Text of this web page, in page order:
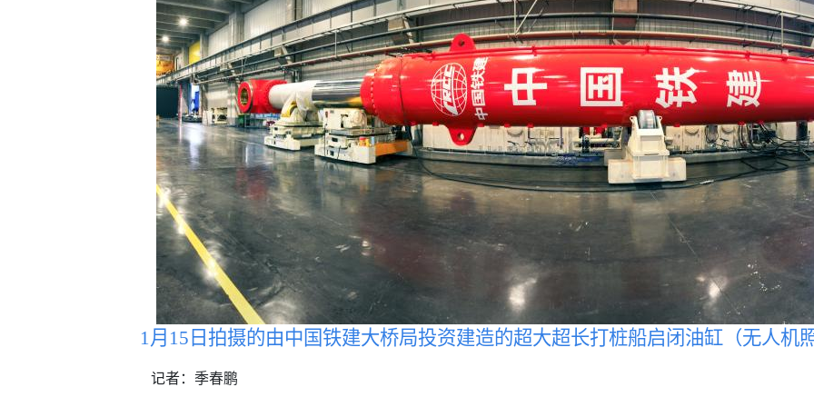
1月15日拍摄的由中国铁建大桥局投资建造的超大超长打桩船启闭油缸（无人机
记者：季春鹏